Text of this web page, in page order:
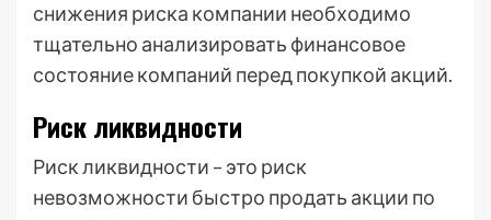
снижения риска компании необходимо
тщательно анализировать финансовое
состояние компаний перед покупкой акций.
Риск ликвидности
Риск ликвидности – это риск
невозможности быстро продать акции по